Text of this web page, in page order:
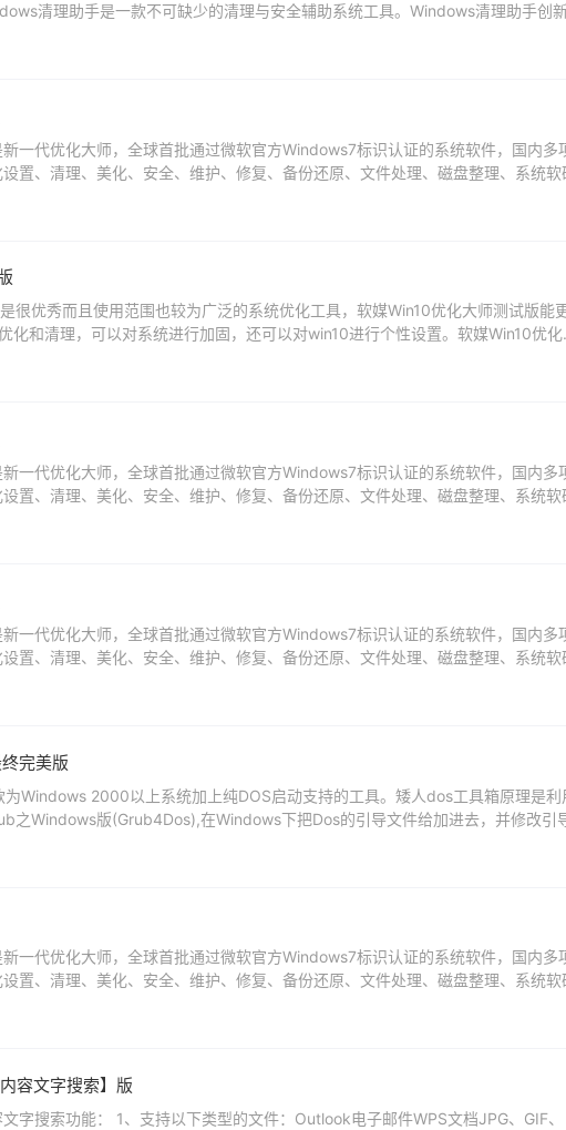
清理助手是一款不可缺少的清理与安全辅助系统工具。Windows清理助手创
一代优化大师，全球首批通过微软官方Windows7标识认证的系统软件，国内多
置、清理、美化、安全、维护、修复、备份还原、文件处理、磁盘整理、系统软
很优秀而且使用范围也较为广泛的系统优化工具，软媒Win10优化大师测试版能
化和清理，可以对系统进行加固，还可以对win10进行个性设置。软媒Win10优化
...
一代优化大师，全球首批通过微软官方Windows7标识认证的系统软件，国内多
置、清理、美化、安全、维护、修复、备份还原、文件处理、磁盘整理、系统软
一代优化大师，全球首批通过微软官方Windows7标识认证的系统软件，国内多
置、清理、美化、安全、维护、修复、备份还原、文件处理、磁盘整理、系统软
完美版
为Windows 2000以上系统加上纯DOS启动支持的工具。矮人dos工具箱原理是利
之Windows版(Grub4Dos),在Windows下把Dos的引导文件给加进去，并修改引
一代优化大师，全球首批通过微软官方Windows7标识认证的系统软件，国内多
置、清理、美化、安全、维护、修复、备份还原、文件处理、磁盘整理、系统软
容文字搜索】版
字搜索功能： 1、支持以下类型的文件：Outlook电子邮件WPS文档JPG、GIF、